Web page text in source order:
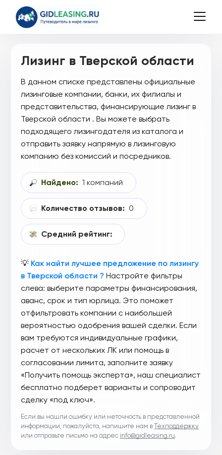
Лизинг в Тверской области
В данном списке представлены официальные
лизинговые компании, банки, их филиалы и
представительства, финансирующие лизинг в
Тверской области . Вы можете выбрать
подходящего лизингодателя из каталога и
отправить заявку напрямую в лизинговую
компанию без комиссий и посредников.
Найдено: 1 компаний
Количество отзывов: 0
Средний рейтинг:
💡 Как найти лучшее предложение по лизингу
в Тверской области ? Настройте фильтры
слева: выберите параметры финансирования,
аванс, срок и тип юрлица. Это поможет
отфильтровать компании с наибольшей
вероятностью одобрения вашей сделки. Если
вам требуются индивидуальные графики,
расчет от нескольких ЛК или помощь в
согласовании лимита, заполните заявку
«Получить помощь эксперта», наш специалист
бесплатно подберет варианты и сопроводит
сделку «под ключ».
Если вы нашли ошибку или неточность в представленной
информации, пожалуйста, напишите нам вТехподдержку
или отправьте письмо на адрес info@gidleasing.ru.